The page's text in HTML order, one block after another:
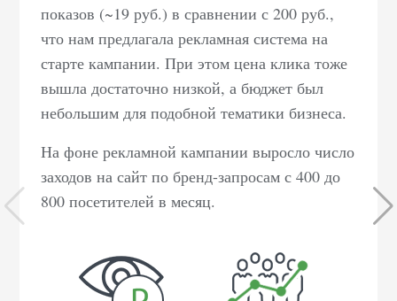
показов (~19 руб.) в сравнении с 200 руб.,
что нам предлагала рекламная система на
старте кампании. При этом цена клика тоже
вышла достаточно низкой, а бюджет был
небольшим для подобной тематики бизнеса.
На фоне рекламной кампании выросло число
заходов на сайт по бренд-запросам с 400 до
800 посетителей в месяц.